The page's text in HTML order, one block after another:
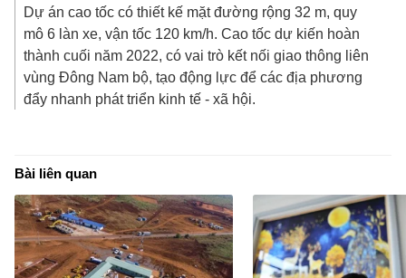
Dự án cao tốc có thiết kế mặt đường rộng 32 m, quy
mô 6 làn xe, vận tốc 120 km/h. Cao tốc dự kiến hoàn
thành cuối năm 2022, có vai trò kết nối giao thông liên
vùng Đông Nam bộ, tạo động lực để các địa phương
đẩy nhanh phát triển kinh tế - xã hội.
Bài liên quan